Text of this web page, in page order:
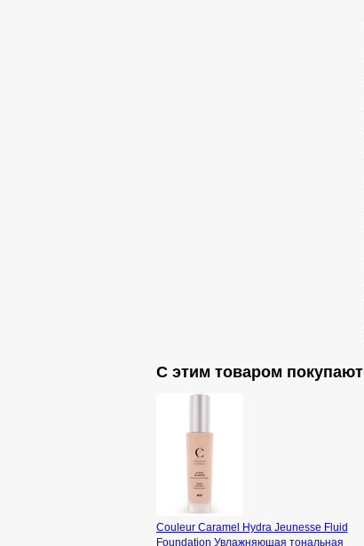
С этим товаром покупают
Couleur Caramel Hydra Jeunesse Fluid
Foundation Увлажняющая тональная